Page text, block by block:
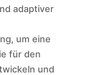
adaptiver
um eine
für den
und